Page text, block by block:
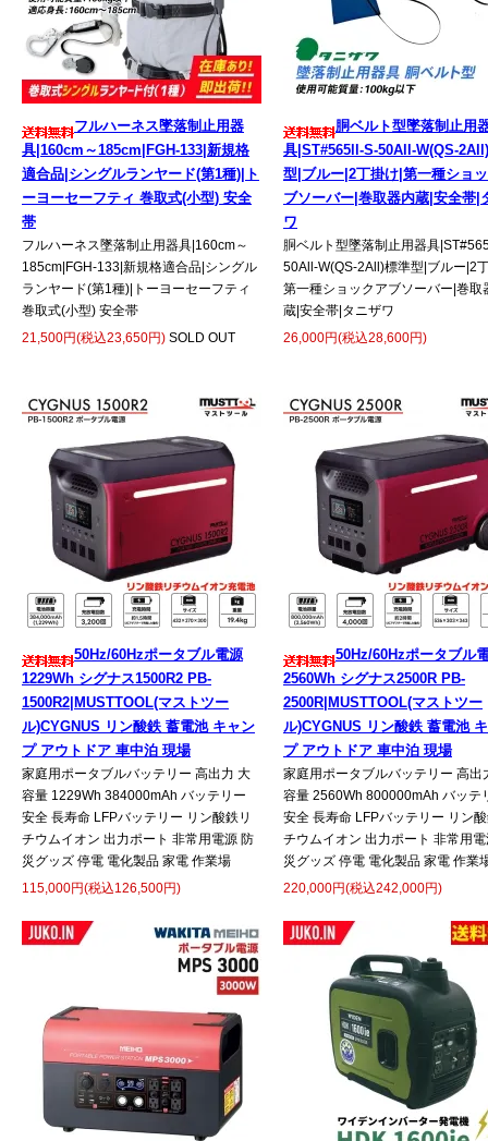
フルハーネス墜落制止用器
具|160cm～185cm|FGH-133|新規格
適合品|シングルランヤード(第1種)|ト
ーヨーセーフティ 巻取式(小型) 安全
帯
フルハーネス墜落制止用器具|160cm～
185cm|FGH-133|新規格適合品|シングル
ランヤード(第1種)|トーヨーセーフティ
巻取式(小型) 安全帯
21,500円(税込23,650円) SOLD OUT
胴ベルト型墜落制止用
具|ST#565ll-S-50All-W(QS-
型|ブルー|2丁掛け|第一種ショ
ブソーバー|巻取器内蔵|安全帯|
ワ
胴ベルト型墜落制止用器具
50All-W(QS-2All)標準型|ブルー|2
第一種ショックアブソーバー|巻取
蔵|安全帯|タニザワ
26,000円(税込28,600円)
50Hz/60Hzポータブル電源
1229Wh シグナス1500R2 PB-
1500R2|MUSTTOOL(マストツー
ル)CYGNUS リン酸鉄 蓄電池 キャン
プ アウトドア 車中泊 現場
家庭用ポータブルバッテリー 高出力 大
容量 1229Wh 384000mAh バッテリー
安全 長寿命 LFPバッテリー リン酸鉄リ
チウムイオン 出力ポート 非常用電源 防
災グッズ 停電 電化製品 家電 作業場
115,000円(税込126,500円)
50Hz/60Hzポータブル
2560Wh シグナス2500R PB-
2500R|MUSTTOOL(マストツー
ル)CYGNUS リン酸鉄 蓄電池
プ アウトドア 車中泊 現場
家庭用ポータブルバッテリー 高出
容量 2560Wh 800000mAh バッテ
安全 長寿命 LFPバッテリー リン
チウムイオン 出力ポート 非常用
災グッズ 停電 電化製品 家電 作業
220,000円(税込242,000円)